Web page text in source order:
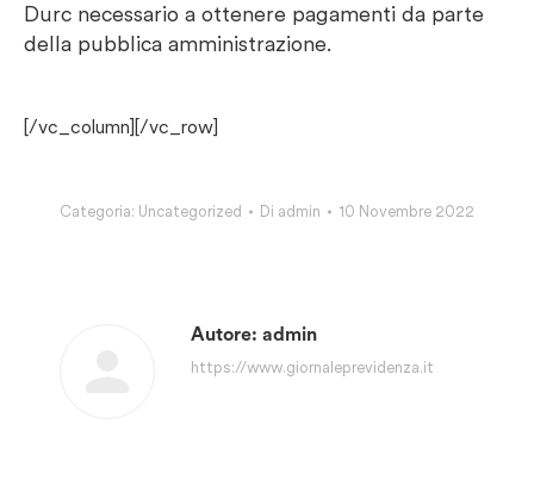
Durc necessario a ottenere pagamenti da parte
della pubblica amministrazione.
[/vc_column][/vc_row]
Categoria: Uncategorized Di admin 10 Novembre 2022
Autore: admin
https://www.giornaleprevidenza.it